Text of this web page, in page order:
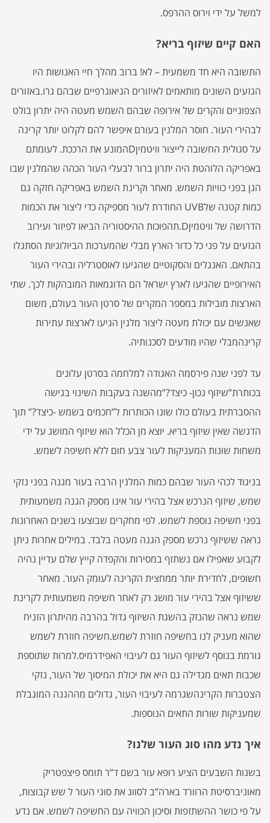
למשל על ידי וירוס ההרפס.
האם קיים שיזוף בריא?
התשובה היא חד משמעית – לא! ברוב מהלך חיי האנושות היו
הגזעים השונים מותאמים לאיזורים הגיאוגרפיים שבהם גרו.באזורים
הצפוניים והקרים של אירופה שבהם השמש מעטה היה יתרון בולט
לבהירי העור. חוסר המלנין בעורם איפשר להם לקלוט יותר קרינה
על סגולית החשובה לייצור וויטמיןDהמונע את הרככת. לעומתם
באפריקה הלוהטת היה יתרון ברור לבעלי העור הכהה שהמלנין שבו
הגן בפני כוויות השמש. מאחר וקרינת השמש באפריקה חזקה גם
כמות קטנה שלUVB החודרת לעור מספיקה כדי ליצור את הכמות
הדרושה של וויטמיןD.תהפוכות ההיסטוריה הביאו לפיזור ועירוב
הגזעים על פני כל כדור הארץ מבלי שהמערכות הביולוגיות הסתגלו
בהתאם. האנגלים והסקוטיים שהגיעו לאוסטרליה ובהירי העור
האירופיים שהגיעו לארץ ישראל הם הדוגמאות המובהקות לכך. שתי
הארצות מובילות במספר המקרים של סרטן העור בעולם, משום
שאנשים עם יכולת מעטה ליצור מלנין הגיעו לארצות עתירות
קרינהמבלי שהיו מודעים לסכנותיה.
עד לפני שנה פירסמה האגודה למלחמה בסרטן עלונים
בכותרת”שיזוף נכון- כיצד?”מהשנה בעקבות השינוי בגישה
ההסברתית בעולם כולו שונו הכותרות ל”חכמים בשמש -כיצד?” תוך
הדגשה שאין שיזוף בריא. יוצא מן הכלל הוא שיזוף המושג על ידי
משחות שונות המעניקות לעור צבע חום ללא חשיפה לשמש.
בניגוד לכהי העור שבהם כמות המלנין הרבה בעור מגנה בפני נזקי
שמש, שיזוף הנרכש אצל בהירי עור אינו מספק הגנה משמעותית
בפני חשיפה נוספת לשמש. לפי מחקרים שבוצעו בשנים האחרונות
נראה ששיזוף נרכש מספק הגנה מעטה בלבד. במילים אחרות ניתן
לקבוע שאפילו אם נשתזף במסירות והקפדה קייץ שלם עדיין נהיה
חשופים, לחדירת יותר ממחצית הקרינה לעומק העור. מאחר
ששיזוף אצל בהירי עור מושג רק לאחר חשיפה משמעותית לקרינת
שמש נראה שהנזק בהשגת השיזוף גדול בהרבה מהיתרון הזניח
שהוא מעניק לנו בחשיפה חוזרת לשמש.חשיפה חוזרת לשמש
גורמת בנוסף לשיזוף העור גם לעיבוי האפידרמיס.למרות שתוספת
שכבות תאים מגדילה גם היא את יכולת המיסוך של העור, נזקי
הצטברות הקרינהשגרמה לעיבוי העור, גדולים מההגנה המוגבלת
שמעניקות שורות התאים הנוספות.
איך נדע מהו סוג העור שלנו?
בשנות השבעים הציע רופא עור בשם ד”ר תומס פיצפטריק
מאוניברסיטת הרוורד בארה”ב לסווג את סוגי העור ל שש קבוצות,
על פי כושר ההשתזפות וסיכון הכוויה עם החשיפה לשמש. אם נדע